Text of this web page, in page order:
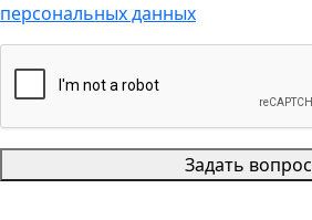
персональных данных
Задать вопрос